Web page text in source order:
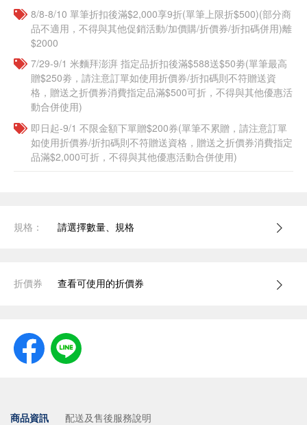
8/8-8/10 單筆折扣後滿$2,000享9折(單筆上限折$500)(部分商
品不適用，不得與其他促銷活動/加價購/折價券/折扣碼併用)離
$2000
7/29-9/1 米麵拜澎湃 指定品折扣後滿$588送$50劵(單筆最高
贈$250劵，請注意訂單如使用折價券/折扣碼則不符贈送資
格，贈送之折價券消費指定品滿$500可折，不得與其他優惠活
動合併使用)
即日起-9/1 不限金額下單贈$200券(單筆不累贈，請注意訂單
如使用折價券/折扣碼則不符贈送資格，贈送之折價券消費指定
品滿$2,000可折，不得與其他優惠活動合併使用)
規格： 請選擇數量、規格
折價券 查看可使用的折價券
商品資訊 配送及售後服務說明